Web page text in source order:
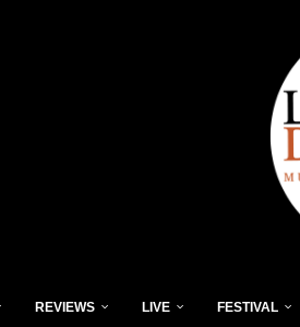
REVIEWS LIVE FESTIVAL